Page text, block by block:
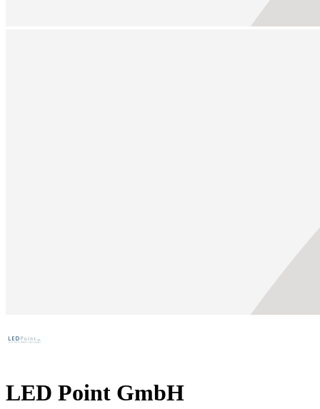
LED Point GmbH